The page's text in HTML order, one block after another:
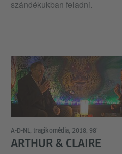
szándékukban feladni.
A-D-NL, tragikomédia, 2018, 98‘
ARTHUR & CLAIRE